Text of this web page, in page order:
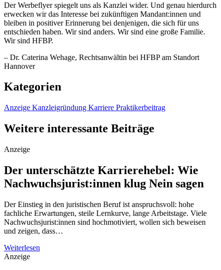
Der Werbeflyer spiegelt uns als Kanzlei wider. Und genau hierdurch
erwecken wir das Interesse bei zukünftigen Mandant:innen und
bleiben in positiver Erinnerung bei denjenigen, die sich für uns
entschieden haben. Wir sind anders. Wir sind eine große Familie.
Wir sind HFBP.
– Dr. Caterina Wehage, Rechtsanwältin bei HFBP am Standort
Hannover
Kategorien
Anzeige Kanzleigründung Karriere Praktikerbeitrag
Weitere interessante Beiträge
Anzeige
Der unterschätzte Karrierehebel: Wie
Nachwuchsjurist:innen klug Nein sagen
Der Einstieg in den juristischen Beruf ist anspruchsvoll: hohe
fachliche Erwartungen, steile Lernkurve, lange Arbeitstage. Viele
Nachwuchsjurist:innen sind hochmotiviert, wollen sich beweisen
und zeigen, dass…
Weiterlesen
Anzeige